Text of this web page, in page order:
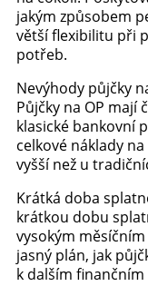
jakým způsobem
větší flexibilitu při
potřeb.
Nevýhody půjčky
Půjčky na OP mají
klasické bankovní
celkové náklady
vyšší než u
Krátká doba
krátkou dobu
vysokým
jasný plán, jak
k dalším